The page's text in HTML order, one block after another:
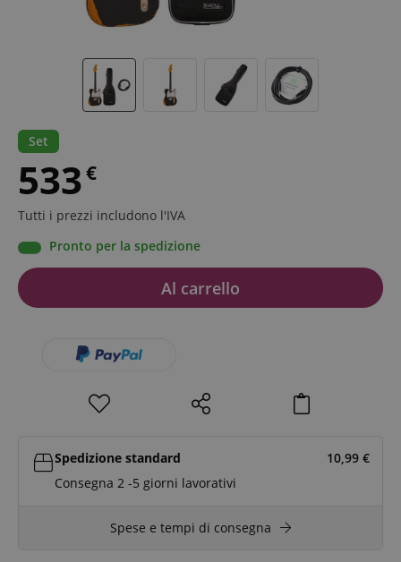
Set
533€
Tutti i prezzi includono l'IVA
Pronto per la spedizione
Al carrello
Spedizione standard 10,99 €
Consegna 2 -5 giorni lavorativi
Spese e tempi di consegna